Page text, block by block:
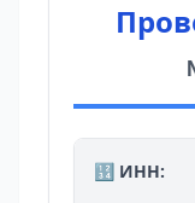
🔢 ИНН: